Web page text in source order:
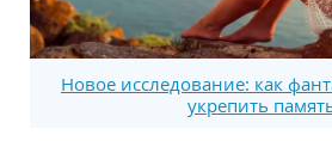
Новое исследование: как
укрепить